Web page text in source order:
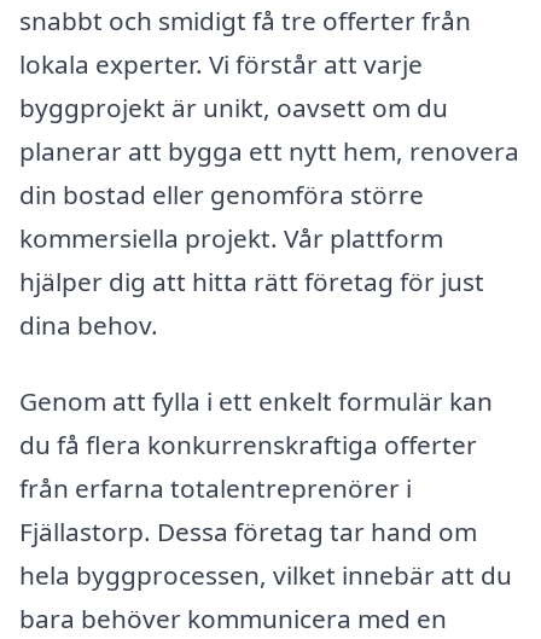
snabbt och smidigt få tre offerter från
lokala experter. Vi förstår att varje
byggprojekt är unikt, oavsett om du
planerar att bygga ett nytt hem, renovera
din bostad eller genomföra större
kommersiella projekt. Vår plattform
hjälper dig att hitta rätt företag för just
dina behov.
Genom att fylla i ett enkelt formulär kan
du få flera konkurrenskraftiga offerter
från erfarna totalentreprenörer i
Fjällastorp. Dessa företag tar hand om
hela byggprocessen, vilket innebär att du
bara behöver kommunicera med en